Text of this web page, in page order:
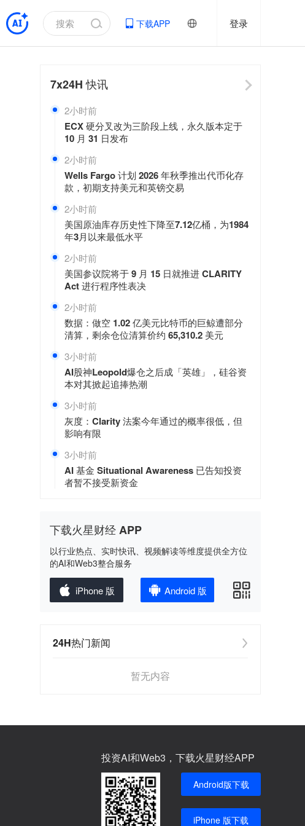
下载APP 登录
7x24H快讯
2小时前
ECX 硬分叉改为三阶段上线，永久版本定于
10 月 31 日发布
2小时前
Wells Fargo 计划 2026 年秋季推出代币化存
款，初期支持美元和英镑交易
2小时前
美国原油库存历史性下降至7.12亿桶，为1984
年3月以来最低水平
2小时前
美国参议院将于 9 月 15 日就推进 CLARITY
Act 进行程序性表决
2小时前
数据：做空 1.02 亿美元比特币的巨鲸遭部分
清算，剩余仓位清算价约 65,310.2 美元
3小时前
AI股神Leopold爆仓之后成「英雄」，硅谷资
本对其掀起追捧热潮
3小时前
灰度：Clarity 法案今年通过的概率很低，但
影响有限
3小时前
AI 基金 Situational Awareness 已告知投资
者暂不接受新资金
下载火星财经 APP
以行业热点、实时快讯、视频解读等维度提供全方位
的AI和Web3整合服务
iPhone 版 Android 版
24H热门新闻
暂无内容
投资AI和Web3，下载火星财经APP
Android版下载
iPhone 版下载